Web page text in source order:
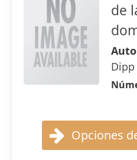
de
Dipp
Opciones